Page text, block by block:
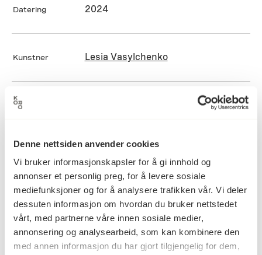
Denne nettsiden anvender cookies
Vi bruker informasjonskapsler for å gi innhold og
annonser et personlig preg, for å levere sosiale
mediefunksjoner og for å analysere trafikken vår. Vi deler
dessuten informasjon om hvordan du bruker nettstedet
vårt, med partnerne våre innen sosiale medier,
annonsering og analysearbeid, som kan kombinere den
med annen informasjon du har gjort tilgjengelig for dem,
Datering 2024
Kunstner Lesia Vasylchenko
Kategori Digital print, Fotografi, UV print
materiale
Mål
Dybde: 3mm